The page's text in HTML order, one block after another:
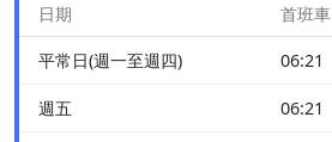
日期 首班車
平常日(週一至週四) 06:21
週五 06:21